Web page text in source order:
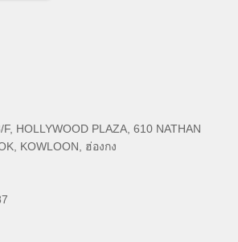
HOLLYWOOD PLAZA, 610 NATHAN
KOWLOON, ฮ่องกง